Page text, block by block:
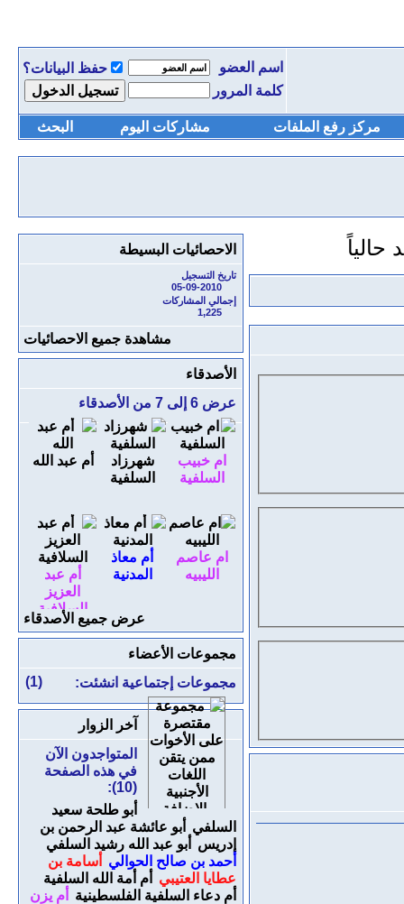
اسم العضو
حفظ البيانات؟
كلمة المرور
مركز رفع الملفات مشاركات اليوم البحث
الاحصائيات البسيطة
تاريخ التسجيل
05-09-2010
إجمالي المشاركات
1,225
مشاهدة جميع الاحصائيات
الأصدقاء
عرض 6 إلى 7 من الأصدقاء
ام خبيب
السلفية
شهرزاد
السلفية
أم عبد الله
ام عاصم
الليبيه
أم معاذ
المدنية
أم عبد
العزيز
السلافية
عرض جميع الأصدقاء
مجموعات الأعضاء
(1)
مجموعات إجتماعية انشئت:
آخر الزوار
المتواجدون الآن
في هذه الصفحة
(10):
أبو طلحة سعيد
السلفي
أبو عائشة عبد الرحمن بن
إدريس
أبو عبد الله رشيد السلفي
أحمد بن صالح الحوالي
أسامة بن
عطايا العتيبي
أم أمة الله السلفية
أم دعاء السلفية الفلسطينية
أم يزن